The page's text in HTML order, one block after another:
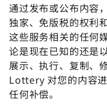
通过发布或公布内容
独家、免版税的权利
这些服务相关的任何
论是现在已知的还是
展示、执行、复制、
Lottery 对您的内容
任何补偿。